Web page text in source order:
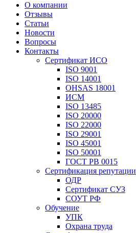
О компании
Отзывы
Статьи
Новости
Вопросы
Контакты
Сертификат ИСО
ISO 9001
ISO 14001
OHSAS 18001
ИСМ
ISO 13485
ISO 20000
ISO 22000
ISO 29001
ISO 45001
ISO 50001
ГОСТ РВ 0015
Сертификация репутации
ОДР
Сертификат СУЗ
СОУТ РФ
Обучение
УПК
Охрана труда